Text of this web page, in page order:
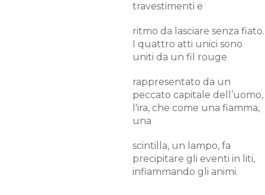
travestimenti e
ritmo da lasciare senza fiato.
I quattro atti unici sono
uniti da un fil rouge
rappresentato da un
peccato capitale dell’uomo,
l'ira, che come una fiamma,
una
scintilla, un lampo, fa
precipitare gli eventi in liti,
infiammando gli animi.